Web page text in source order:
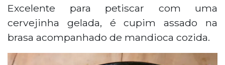
Excelente para petiscar com uma
cervejinha gelada, é cupim assado na
brasa acompanhado de mandioca cozida.